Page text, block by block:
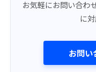
お気軽にお問い合わ
に
お問い